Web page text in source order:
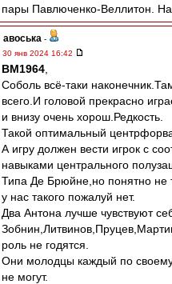
пары Павлюченко-Веллитон. На
авоська -
30 янв 2024 16:42
BM1964
Соболь всё-таки
всего.И головой прекрасно
и внизу очень хорош.Редкость.
Такой оптимальный
А игру должен вести игрок с
навыками центрального
Типа Де Брюйне,но понятно не
у нас такого пожалуй нет.
Два Антона лучше чувствуют
роль не годятся.
Они молодцы каждый по
не могут.